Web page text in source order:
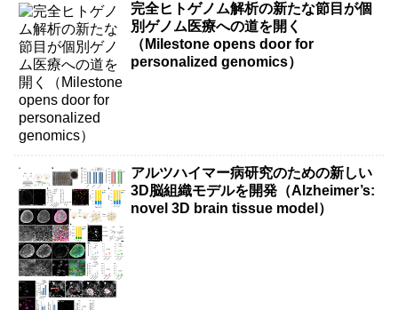
完全ヒトゲノム解析の新たな節目が個
別ゲノム医療への道を開く
（Milestone opens door for
personalized genomics）
アルツハイマー病研究のための新しい
3D脳組織モデルを開発（Alzheimer’s:
novel 3D brain tissue model）